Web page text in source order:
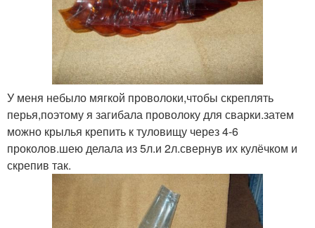
У меня небыло мягкой проволоки,чтобы скреплять
перья,поэтому я загибала проволоку для сварки.затем
можно крылья крепить к туловищу через 4-6
проколов.шею делала из 5л.и 2л.свернув их кулёчком и
скрепив так.